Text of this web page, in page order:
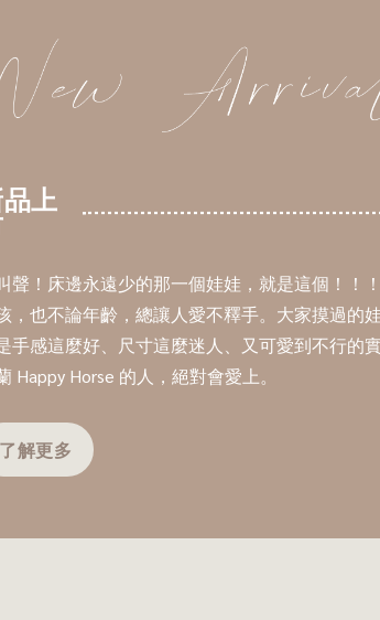
上
聲！床邊永遠少的那一個娃娃，就是這個！！
，也不論年齡，總讓人愛不釋手。大家摸過的
手感這麼好、尺寸這麼迷人、又可愛到不行的
Happy Horse 的人，絕對會愛上。
了解更多